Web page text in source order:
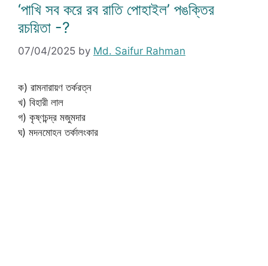
‘পাখি সব করে রব রাতি পোহাইল’ পঙক্তির
রচয়িতা -?
07/04/2025 by Md. Saifur Rahman
ক) রামনারায়ণ তর্করত্ন
খ) বিহারী লাল
গ) কৃষ্ণচন্দ্র মজুমদার
ঘ) মদনমোহন তর্কালংকার